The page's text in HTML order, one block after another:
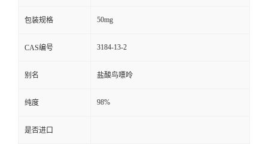
包装规格 50mg
CAS编号 3184-13-2
别名 盐酸鸟嘌呤
纯度 98%
是否进口